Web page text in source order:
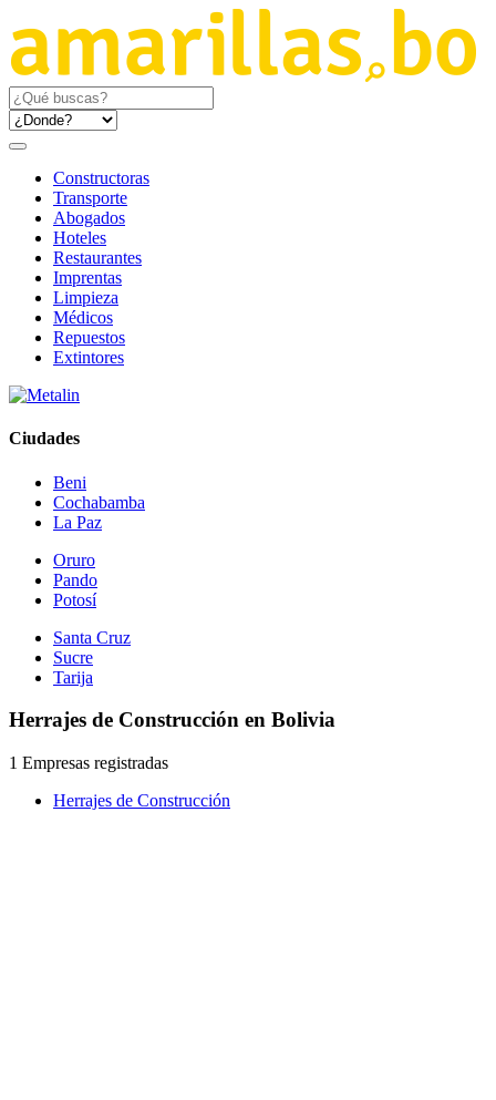
Constructoras
Transporte
Abogados
Hoteles
Restaurantes
Imprentas
Limpieza
Médicos
Repuestos
Extintores
Ciudades
Beni
Cochabamba
La Paz
Oruro
Pando
Potosí
Santa Cruz
Sucre
Tarija
Herrajes de Construcción en Bolivia
1 Empresas registradas
Herrajes de Construcción